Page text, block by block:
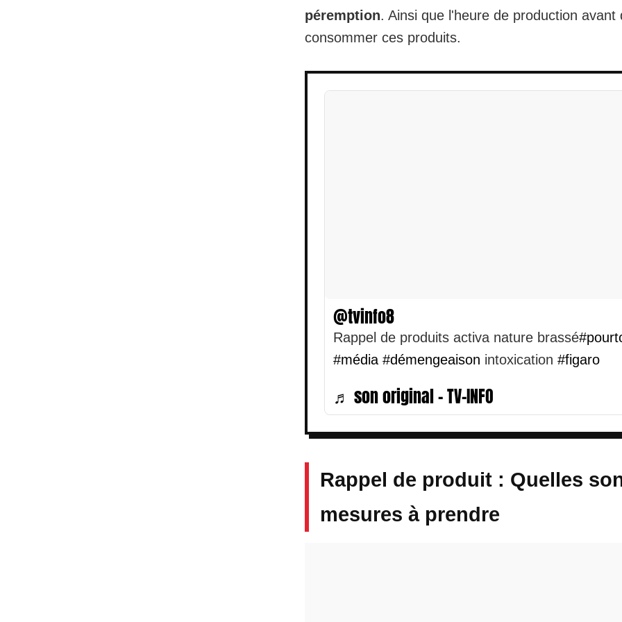
péremption. Ainsi que l'heure de production avant
consommer ces produits.
@tvinfo8
Rappel de produits activa nature brassé
#média #démengeaison intoxication #figaro
♬ son original - TV-INFO
Rappel de produit : Quelles
mesures à prendre